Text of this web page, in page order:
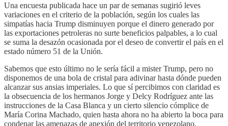
Una encuesta publicada hace un par de semanas sugirió leves
variaciones en el criterio de la población, según los cuales las
simpatías hacia Trump disminuyen porque el dinero generado por
las exportaciones petroleras no surte beneficios palpables, a lo cual
se suma la desazón ocasionada por el deseo de convertir el país en el
estado número 51 de la Unión.
Sabemos que esto último no le sería fácil a mister Trump, pero no
disponemos de una bola de cristal para adivinar hasta dónde pueden
alcanzar sus ansias imperiales. Lo que sí percibimos con claridad es
la obsecuencia de los hermanos Jorge y Delcy Rodríguez ante las
instrucciones de la Casa Blanca y un cierto silencio cómplice de
María Corina Machado, quien hasta ahora no ha abierto la boca para
condenar las amenazas de anexión del territorio venezolano.